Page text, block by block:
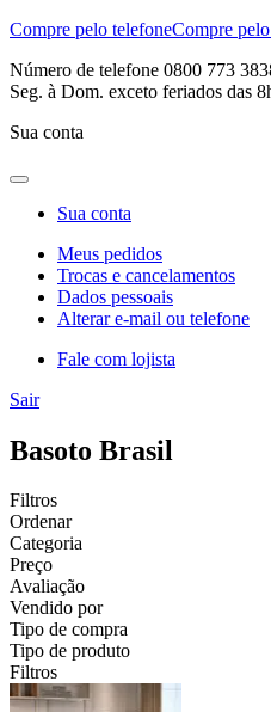
Compre pelo telefoneCompre
Número de telefone 0800 773
Seg. à Dom. exceto feriados das
Sua conta
Sua conta
Meus pedidos
Trocas e cancelamentos
Dados pessoais
Alterar e-mail ou telefone
Fale com lojista
Sair
Basoto Brasil
Filtros
Ordenar
Categoria
Preço
Avaliação
Vendido por
Tipo de compra
Tipo de produto
Filtros